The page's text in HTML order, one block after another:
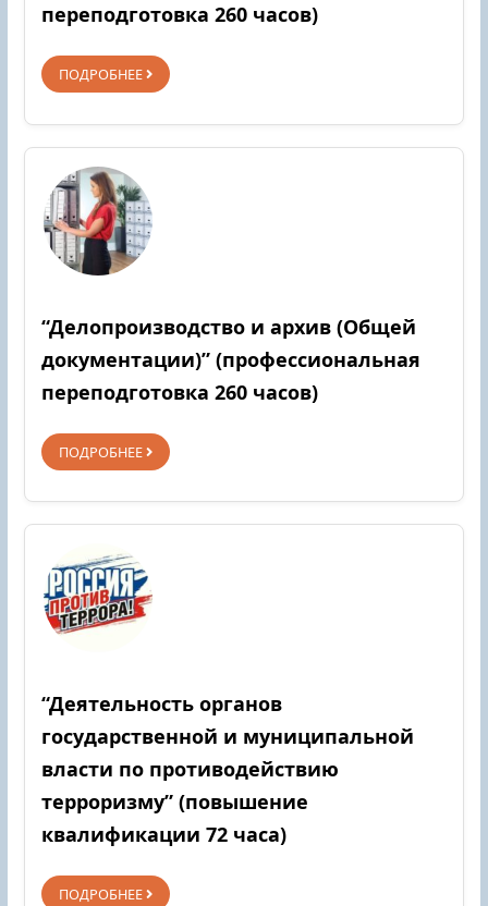
переподготовка 260 часов)
ПОДРОБНЕЕ
“Делопроизводство и архив (Общей
документации)” (профессиональная
переподготовка 260 часов)
ПОДРОБНЕЕ
“Деятельность органов
государственной и муниципальной
власти по противодействию
терроризму” (повышение
квалификации 72 часа)
ПОДРОБНЕЕ